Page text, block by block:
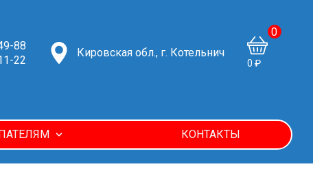
КОНТАКТЫ
88
22
Кировская обл., г. Котельнич
0 ₽
0